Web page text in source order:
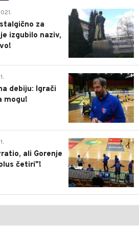
4
za
izgubilo naziv,
1
debiju: Igrači
mogu!
3
ali Gorenje
četiri"!